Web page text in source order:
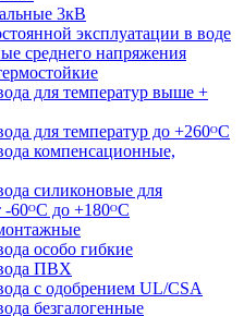
3кВ
эксплуатации в воде
среднего напряжения
для температур выше +
для температур до +260ᴼС
компенсационные,
силиконовые для
-60ᴼC до +180ᴼС
особо гибкие
ПВХ
с одобрением UL/CSA
безгалогенные